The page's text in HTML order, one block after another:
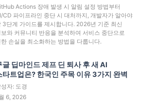
Actions 장애 발생 시 알림 설정 방법부터
CD 파이프라인 중단 시 대처까지, 개발자가 알아야
3단계 가이드를 제시합니다. 2026년 기준 최신
보와 커뮤니티 반응을 분석하여 서비스 중단으로
한 손실을 최소화하는 방법을 다룹니다.
글 딥마인드 제프 딘 퇴사 후 새 AI
타트업은? 한국인 주목 이유 3가지 완벽
성자: 도경
6, 2026